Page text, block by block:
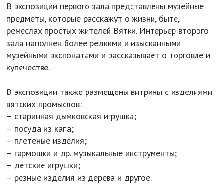
В экспозиции первого зала представлены музейные
предметы, которые расскажут о жизни, быте,
ремёслах простых жителей Вятки. Интерьер второго
зала наполнен более редкими и изысканными
музейными экспонатами и рассказывает о торговле и
купечестве.
В экспозиции также размещены витрины с изделиями
вятских промыслов:
– старинная дымковская игрушка;
– посуда из капа;
– плетеные изделия;
– гармошки и др. музыкальные инструменты;
– детские игрушки;
– резные изделия из дерева и другое.